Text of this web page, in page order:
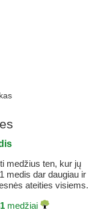
medžius ten, kur jų
medis dar daugiau ir
ateities visiems.
medžiai